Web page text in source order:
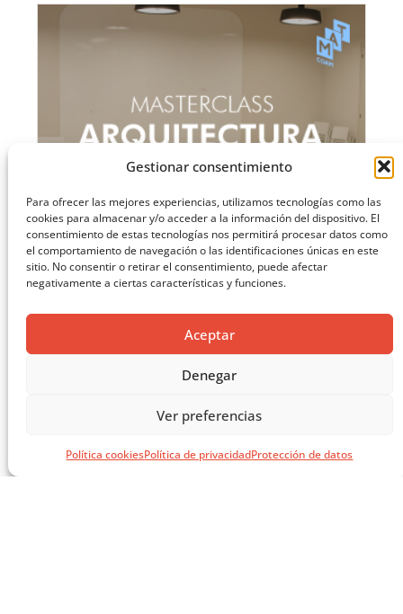
Gestionar consentimiento
Para ofrecer las mejores experiencias, utilizamos tecnologías como las
cookies para almacenar y/o acceder a la información del dispositivo. El
consentimiento de estas tecnologías nos permitirá procesar datos como
el comportamiento de navegación o las identificaciones únicas en este
sitio. No consentir o retirar el consentimiento, puede afectar
negativamente a ciertas características y funciones.
Aceptar
Denegar
Ver preferencias
Política cookiesPolítica de privacidadProtección de datos
MASTERCLASS: ARQUITECTURA PARA EL APRENDIZAJE
CARGAR MÁS ...